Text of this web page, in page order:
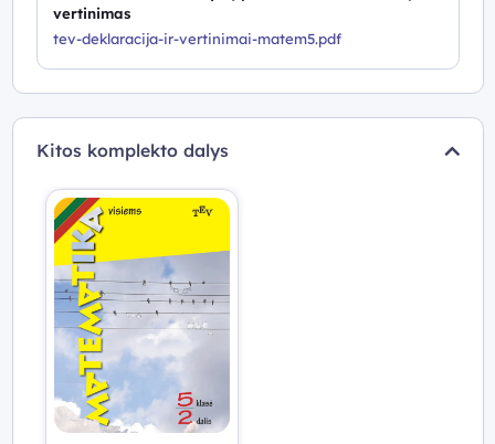
vertinimas
tev-deklaracija-ir-vertinimai-matem5.pdf
Kitos komplekto dalys